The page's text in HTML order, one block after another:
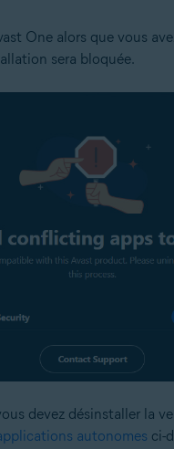
One alors que vous
sera bloquée.
devez désinstaller la
autonomes ci-